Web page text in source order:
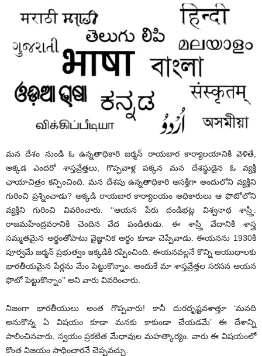
మన దేశం నుండి ఓ ఉన్నతాధికారి జర్మన్ రాయబార కార్యాలయానికి వెళితే,
అక్కడ ఎందరో శాస్తవ్రేత్తలు, గొప్పవాళ్ల పక్కన మన దేశస్థుడైన ఓ వ్యక్తి
ఛాయాచిత్రం కన్పించింది. మన దేశపు ఉన్నతాధికారి ఆసక్తిగా అందులోని వ్యక్తిని
గురించి ప్రశ్నించాడు? అక్కడి రాయబార కార్యాలయం అధికారులు ఆ ఫొటోలోని
వ్యక్తిని గురించి వివరించారు. ‘‘ఆయన పేరు దండిభట్ల విశ్వనాథ శాస్ర్తీ.
రాజమహేంద్రవరానికి చెందిన వేద పండితుడు. ఈ శాస్ర్తీ వేదానికి శాస్త్ర
సమ్మతమైన అర్థంతోపాటు వైజ్ఞానిక అర్థం కూడా చెప్పేవాడు. ఈయనను 1930కి
పూర్వమే జర్మన్ ప్రభుత్వం ఇక్కడికి రప్పించింది. ఈయనవల్లనే కొన్ని ఆయుధాలకు
భారతీయమైన పేర్లను మేం పెట్టుకొన్నాం. అందుకే మా శాస్తవ్రేత్తల సరసన ఆయన
ఫొటో పెట్టుకొన్నాం’’ అని వారు వివరించారు.
నిజంగా భారతీయులు అంత గొప్పవారు! కానీ దురదృష్టవశాత్తూ ‘మనది
అనుకొన్న ఏ విషయం కూడా మనకు కాకుండా చేయడమే’ ఈ దేశాన్ని
పాలించినవారు, స్వయం ప్రకటిత మేధావుల మహత్కార్యం. వారు ఈ విషయంలో
కొంత విజయం సాధించారనే చెప్పవచ్చు.